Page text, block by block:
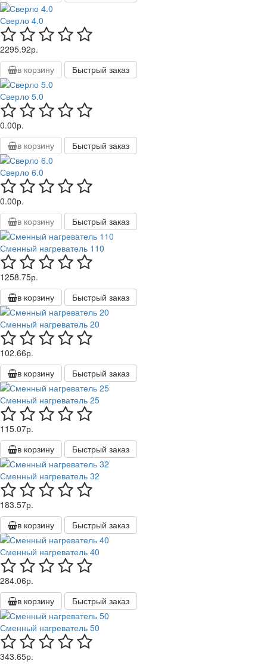
Сверло 4.0
2295.92р.
в корзину
Быстрый заказ
Сверло 5.0
0.00р.
в корзину
Быстрый заказ
Сверло 6.0
0.00р.
в корзину
Быстрый заказ
Сменный нагреватель 110
1258.75р.
в корзину
Быстрый заказ
Сменный нагреватель 20
102.66р.
в корзину
Быстрый заказ
Сменный нагреватель 25
115.07р.
в корзину
Быстрый заказ
Сменный нагреватель 32
183.57р.
в корзину
Быстрый заказ
Сменный нагреватель 40
284.06р.
в корзину
Быстрый заказ
Сменный нагреватель 50
343.65р.